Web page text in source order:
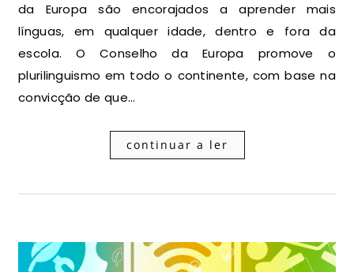
da Europa são encorajados a aprender mais
línguas, em qualquer idade, dentro e fora da
escola. O Conselho da Europa promove o
plurilinguismo em todo o continente, com base na
convicção de que…
continuar a ler